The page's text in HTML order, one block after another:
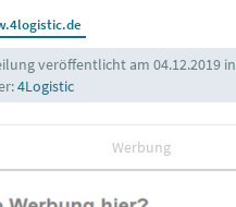
veröffentlicht am 04.12.2019 in
4Logistic
Werbung